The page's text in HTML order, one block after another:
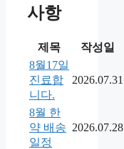
사항
제목
작성일
8월17일
진료합
니다.
2026.07.31
8월 한
약 배송
일정
2026.07.28